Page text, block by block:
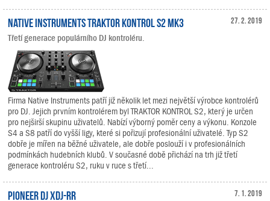
27. 2. 2019
Native Instruments TRAKTOR KONTROL S2 MK3
Třetí generace populárního DJ kontroléru.
Firma Native Instruments patří již několik let mezi největší výrobce kontrolérů
pro DJ. Jejich prvním kontrolérem byl TRAKTOR KONTROL S2, který je určen
pro nejširší skupinu uživatelů. Nabízí výborný poměr ceny a výkonu. Konzole
S4 a S8 patří do vyšší ligy, které si pořizují profesionální uživatelé. Typ S2
dobře je mířen na běžné uživatele, ale dobře poslouží i v profesionálních
podmínkách hudebních klubů. V současné době přichází na trh již třetí
generace kontroléru S2, ruku v ruce s třetí...
7. 1. 2019
Pioneer DJ XDJ-RR